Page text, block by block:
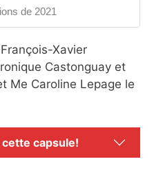
de 2021
Xavier
Castonguay et
Me Caroline Lepage le
capsule!